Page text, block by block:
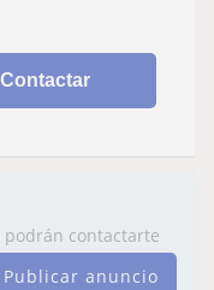
Contactar
contactarte
Publicar anuncio